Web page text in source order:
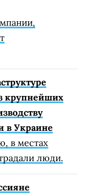
крупнейших
в Украине
в местах
люди.